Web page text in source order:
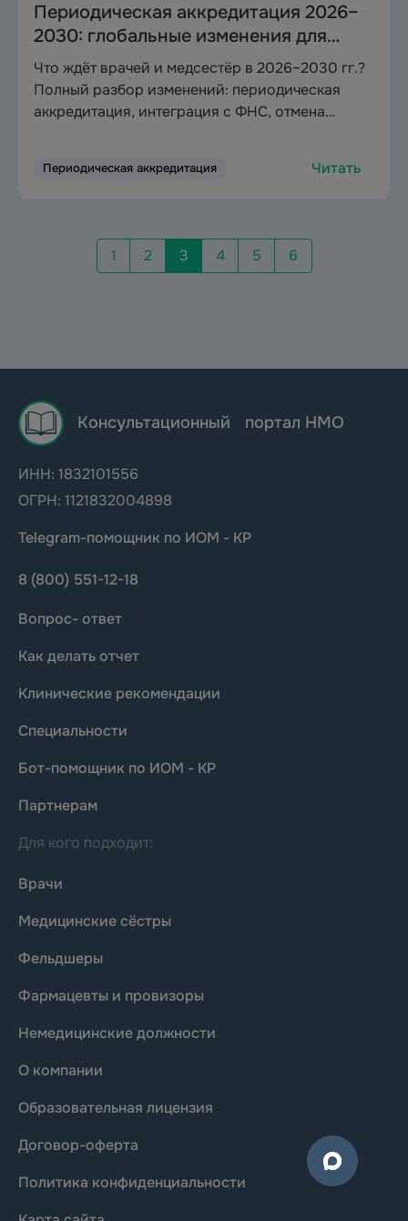
Периодическая аккредитация 2026–
2030: глобальные изменения для
медиков
Что ждёт врачей и медсестёр в 2026–2030 гг.?
Полный разбор изменений: периодическая
аккредитация, интеграция с ФНС, отмена
сохранить допуск к работе
Периодическая аккредитация Читать
1 2 3 4 5 6
Консультационный портал НМО
ИНН: 1832101556
ОГРН: 1121832004898
Telegram-помощник по ИОМ - КР
8 (800) 551-12-18
Вопрос- ответ
Как делать отчет
Клинические рекомендации
Специальности
Бот-помощник по ИОМ - КР
Партнерам
Для кого подходит:
Врачи
Медицинские сёстры
Фельдшеры
Фармацевты и провизоры
Немедицинские должности
О компании
Образовательная лицензия
Договор-оферта
Политика конфиденциальности